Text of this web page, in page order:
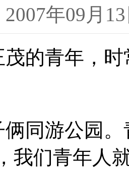
年09月
的青年，
同游公园
我们青年人